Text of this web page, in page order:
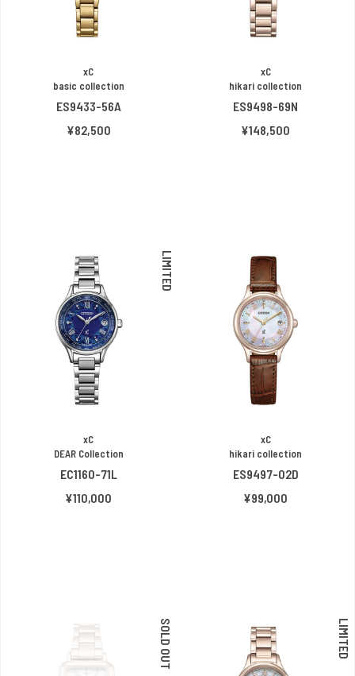
xC
basic collection
ES9433-56A
¥82,500
xC
hikari collection
ES9498-69N
¥148,500
LIMITED
xC
DEAR Collection
EC1160-71L
¥110,000
xC
hikari collection
ES9497-02D
¥99,000
SOLD OUT LIMITED